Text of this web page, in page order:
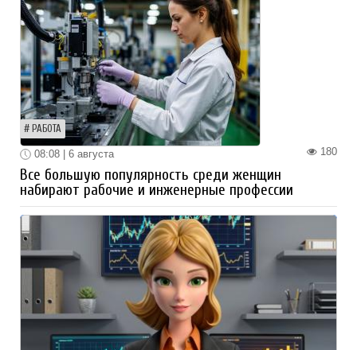
РАБОТА
180
08:08 | 6 августа
Все большую популярность среди женщин
набирают рабочие и инженерные профессии